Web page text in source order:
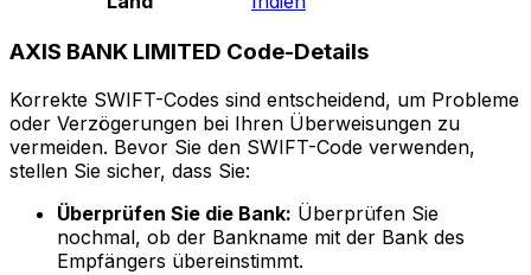
AXIS BANK LIMITED Code-Details
Korrekte SWIFT-Codes sind entscheidend, um Probleme
oder Verzögerungen bei Ihren Überweisungen zu
vermeiden. Bevor Sie den SWIFT-Code verwenden,
stellen Sie sicher, dass Sie:
Überprüfen Sie die Bank: Überprüfen Sie
nochmal, ob der Bankname mit der Bank des
Empfängers übereinstimmt.